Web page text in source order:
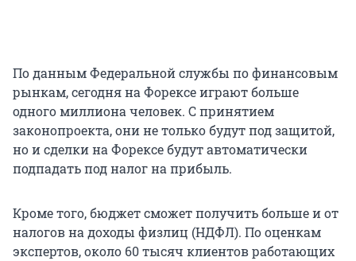
По данным Федеральной службы по финансовым
рынкам, сегодня на Форексе играют больше
одного миллиона человек. С принятием
законопроекта, они не только будут под защитой,
но и сделки на Форексе будут автоматически
подпадать под налог на прибыль.
Кроме того, бюджет сможет получить больше и от
налогов на доходы физлиц (НДФЛ). По оценкам
экспертов, около 60 тысяч клиентов работающих